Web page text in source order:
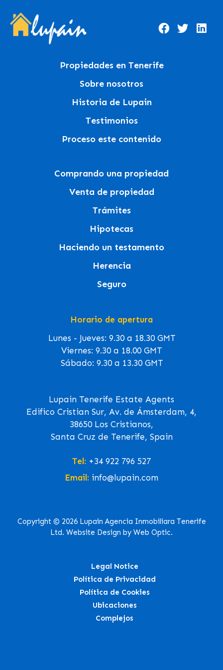
Propiedades en Tenerife
Sobre nosotros
Historia de Lupain
Testimonios
Proceso este contenido
Comprando una propiedad
Venta de propiedad
Trámites
Hipotecas
Haciendo un testamento
Herencia
Seguro
Horario de apertura
Lunes - Jueves: 9.30 a 18.30 GMT
Viernes: 9.30 a 18.00 GMT
Sábado: 9.30 a 13.30 GMT
Lupain Tenerife Estate Agents
Edifico Cristian Sur, Av. de Ámsterdam, 4,
38650 Los Cristianos,
Santa Cruz de Tenerife, Spain
Tel: +34 922 796 527
Email: info@lupain.com
Copyright © 2026 Lupain Agencia Inmobiliara Tenerife
Ltd. Website Design by Web Optic.
Legal Notice
Política de Privacidad
Política de Cookies
Ubicaciones
Complejos